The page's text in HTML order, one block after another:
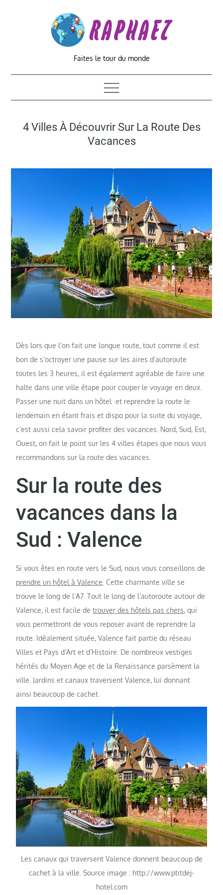
Faites le tour du monde
4 Villes À Découvrir Sur La Route Des
Vacances
Dès lors que l’on fait une longue route, tout comme il est
bon de s’octroyer une pause sur les aires d’autoroute
toutes les 3 heures, il est également agréable de faire une
halte dans une ville étape pour couper le voyage en deux.
Passer une nuit dans un hôtel et reprendre la route le
lendemain en étant frais et dispo pour la suite du voyage,
c’est aussi cela savoir profiter des vacances. Nord, Sud, Est,
Ouest, on fait le point sur les 4 villes étapes que nous vous
recommandons sur la route des vacances.
Sur la route des
vacances dans la
Sud : Valence
Si vous êtes en route vers le Sud, nous vous conseillons de
prendre un hôtel à Valence . Cette charmante ville se
trouve le long de l’A7. Tout le long de l’autoroute autour de
Valence, il est facile detrouver des hôtels pas chers, qui
vous permettront de vous reposer avant de reprendre la
route. Idéalement située, Valence fait partie du réseau
Villes et Pays d’Art et d’Histoire. De nombreux vestiges
hérités du Moyen Age et de la Renaissance parsèment la
ville. Jardins et canaux traversent Valence, lui donnant
ainsi beaucoup de cachet.
Les canaux qui traversent Valence donnent beaucoup de
cachet à la ville. Source image : http://www.ptitdej-
hotel.com